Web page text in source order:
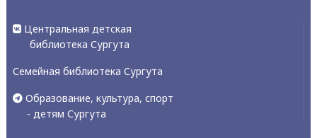
Центральная детская
библиотека Сургута
Семейная библиотека Сургута
Образование, культура, спорт
- детям Сургута